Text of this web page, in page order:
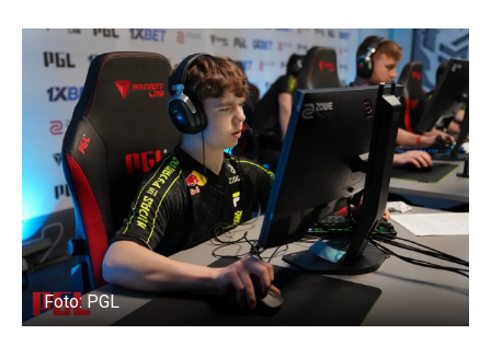
Foto: PGL